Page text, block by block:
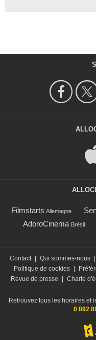
Filmstarts Allemagne
AdoroCinema Brésil
Contact | Qui sommes-nous |
Politique de cookies |
Revue de presse
| Charte
Retrouvez tous les horaires et
0 892